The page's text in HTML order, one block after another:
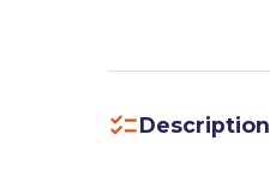
Description